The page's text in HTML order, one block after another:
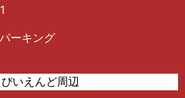
ーキング
いえんど周辺